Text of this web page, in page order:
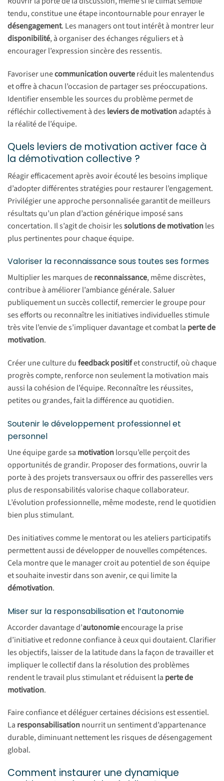
tendu, constitue une étape incontournable pour enrayer le
désengagement. Les managers ont tout intérêt à montrer leur
disponibilité, à organiser des échanges réguliers et à
encourager l’expression sincère des ressentis.
Favoriser unecommunication ouverteréduit les malentendus
et offre à chacun l’occasion de partager ses préoccupations.
Identifier ensemble les sources du problème permet de
réfléchir collectivement à des leviers de motivationadaptés à
la réalité de l’équipe.
Quels leviers de motivation activer face à
la démotivation collective ?
Réagir efficacement après avoir écouté les besoins implique
d’adopter différentes stratégies pour restaurer l’engagement.
Privilégier une approche personnalisée garantit de meilleurs
résultats qu’un plan d’action générique imposé sans
concertation. Il s’agit de choisir lessolutions de motivationles
plus pertinentes pour chaque équipe.
Valoriser la reconnaissance sous toutes ses formes
Multiplier les marques dereconnaissance, même discrètes,
contribue à améliorer l’ambiance générale. Saluer
publiquement un succès collectif, remercier le groupe pour
ses efforts ou reconnaître les initiatives individuelles stimule
très vite l’envie de s’impliquer davantage et combat la perte de
motivation.
Créer une culture dufeedback positifet constructif, où chaque
progrès compte, renforce non seulement la motivation mais
aussi la cohésion de l’équipe. Reconnaître les réussites,
petites ou grandes, fait la différence au quotidien.
Soutenir le développement professionnel et
personnel
Une équipe garde sa motivationlorsqu’elle perçoit des
opportunités de grandir. Proposer des formations, ouvrir la
porte à des projets transversaux ou offrir des passerelles vers
plus de responsabilités valorise chaque collaborateur.
L’évolution professionnelle, même modeste, rend le quotidien
bien plus stimulant.
Des initiatives comme le mentorat ou les ateliers participatifs
permettent aussi de développer de nouvelles compétences.
Cela montre que le manager croit au potentiel de son équipe
et souhaite investir dans son avenir, ce qui limite la
démotivation.
Miser sur la responsabilisation et l’autonomie
Accorder davantage d’autonomieencourage la prise
d’initiative et redonne confiance à ceux qui doutaient. Clarifier
les objectifs, laisser de la latitude dans la façon de travailler et
impliquer le collectif dans la résolution des problèmes
rendent le travail plus stimulant et réduisent la perte de
motivation.
Faire confiance et déléguer certaines décisions est essentiel.
La responsabilisationnourrit un sentiment d’appartenance
durable, diminuant nettement les risques de désengagement
global.
Comment instaurer une dynamique